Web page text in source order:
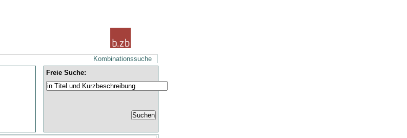
Kombinationssuche
Freie Suche: